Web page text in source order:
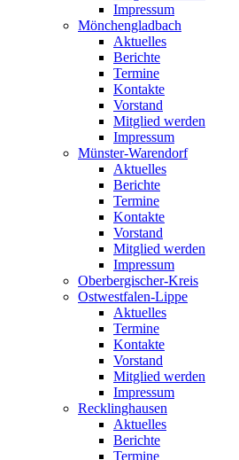
Impressum
Mönchengladbach
Aktuelles
Berichte
Termine
Kontakte
Vorstand
Mitglied werden
Impressum
Münster-Warendorf
Aktuelles
Berichte
Termine
Kontakte
Vorstand
Mitglied werden
Impressum
Oberbergischer-Kreis
Ostwestfalen-Lippe
Aktuelles
Termine
Kontakte
Vorstand
Mitglied werden
Impressum
Recklinghausen
Aktuelles
Berichte
Termine